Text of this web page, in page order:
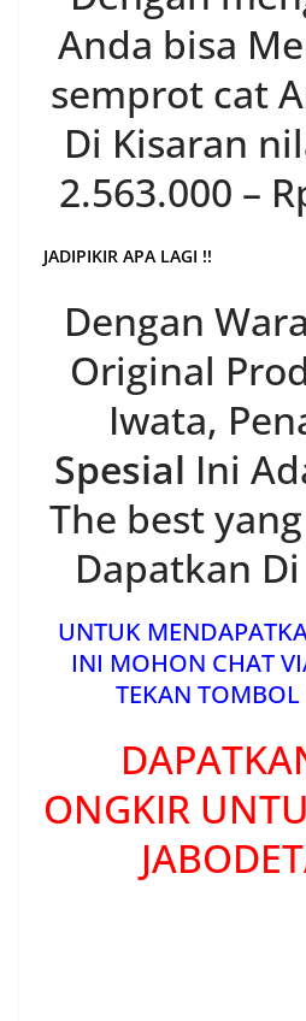
Anda bisa
semprot cat
Di Kisaran
2.563.000 –
JADIPIKIR APA LAGI !!
Dengan
Original
Iwata,
Spesial Ini
The best
Dapatkan
UNTUK
INI MOHON CHAT
TEKAN
ONGKIR